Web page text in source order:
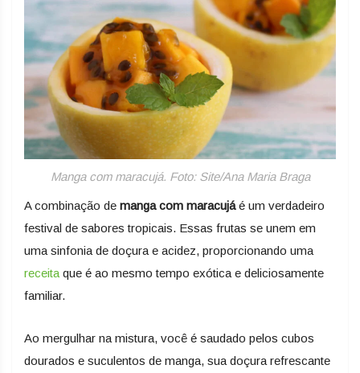
Manga com maracujá. Foto: Site/Ana Maria Braga
A combinação de manga com maracujáé um verdadeiro
festival de sabores tropicais. Essas frutas se unem em
uma sinfonia de doçura e acidez, proporcionando uma
receita que é ao mesmo tempo exótica e deliciosamente
familiar.
Ao mergulhar na mistura, você é saudado pelos cubos
dourados e suculentos de manga, sua doçura refrescante